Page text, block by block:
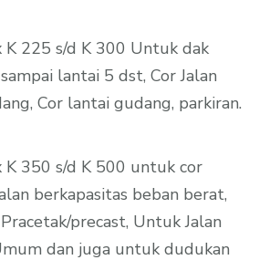
K 225 s/d K 300 Untuk dak
lantai 5 dst, Cor Jalan
Cor lantai gudang, parkiran.
K 350 s/d K 500 untuk cor
berkapasitas beban berat,
precast, Untuk Jalan
dan juga untuk dudukan